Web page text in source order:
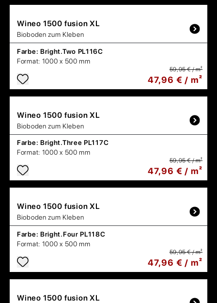
Wineo 1500 fusion XL
Bioboden zum Kleben
Farbe: Bright.Two PL116C
Format: 1000 x 500 mm
59,95 € / m²
47,96 € / m²
Wineo 1500 fusion XL
Bioboden zum Kleben
Farbe: Bright.Three PL117C
Format: 1000 x 500 mm
59,95 € / m²
47,96 € / m²
Wineo 1500 fusion XL
Bioboden zum Kleben
Farbe: Bright.Four PL118C
Format: 1000 x 500 mm
59,95 € / m²
47,96 € / m²
Wineo 1500 fusion XL